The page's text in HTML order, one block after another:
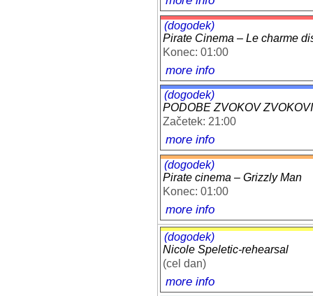
(dogodek)
Pirate Cinema – Le charme
Konec: 01:00
more info
(dogodek)
PODOBE ZVOKOV
Začetek: 21:00
more info
(dogodek)
Pirate cinema – Grizzly Man
Konec: 01:00
more info
(dogodek)
Nicole Speletic-rehearsal
(cel dan)
more info